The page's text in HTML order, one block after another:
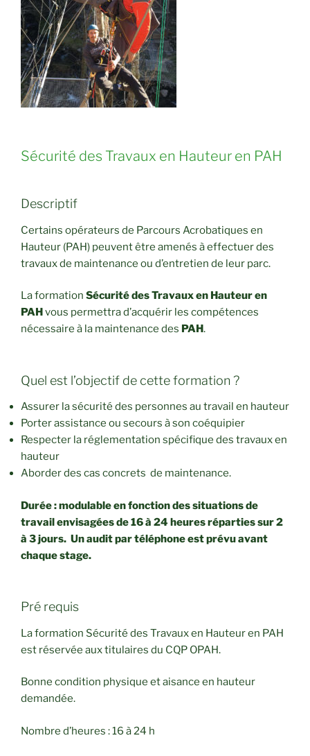
Sécurité des Travaux en Hauteur en PAH
Descriptif
Certains opérateurs de Parcours Acrobatiques en
Hauteur (PAH) peuvent être amenés à effectuer des
travaux de maintenance ou d’entretien de leur parc.
La formation Sécurité des Travaux en Hauteur en
PAHvous permettra d’acquérir les compétences
nécessaire à la maintenance des PAH.
Quel est l’objectif de cette formation ?
Assurer la sécurité des personnes au travail en hauteur
Porter assistance ou secours à son coéquipier
Respecter la réglementation spécifique des travaux en
hauteur
Aborder des cas concrets de maintenance.
Durée : modulable en fonction des situations de
travail envisagéesde 16 à 24 heures réparties sur 2
à 3 jours. Un audit par téléphone est prévu avant
chaque stage.
Pré requis
La formation Sécurité des Travaux en Hauteur en PAH
est réservée aux titulaires du CQP OPAH.
Bonne condition physique et aisance en hauteur
demandée.
Nombre d’heures : 16 à 24 h